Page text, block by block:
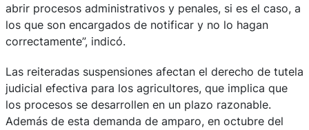
abrir procesos administrativos y penales, si es el caso, a
los que son encargados de notificar y no lo hagan
correctamente”, indicó.
Las reiteradas suspensiones afectan el derecho de tutela
judicial efectiva para los agricultores, que implica que
los procesos se desarrollen en un plazo razonable.
Además de esta demanda de amparo, en octubre del